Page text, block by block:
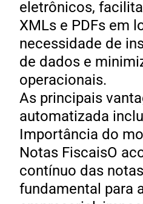
eletrônicos,
XMLs e PDFs em
necessidade de
de dados e
operacionais.
As principais
automatizada
Importância do
Notas FiscaisO
contínuo das
fundamental para